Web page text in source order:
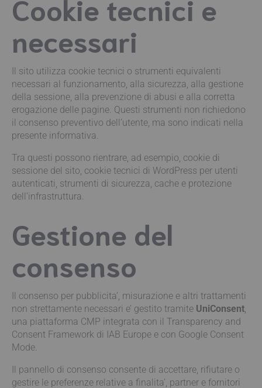
Cookie tecnici e
necessari
Il sito utilizza cookie tecnici o strumenti equivalenti
necessari al funzionamento, alla sicurezza, alla gestione
della sessione, alla prevenzione di abusi e alla corretta
erogazione delle pagine. Questi strumenti non richiedono
il consenso preventivo dell’utente, ma sono indicati nella
presente informativa.
Tra questi possono rientrare, ad esempio, cookie di
sessione del sito, cookie tecnici di WordPress per utenti
autenticati, strumenti di sicurezza, cache e protezione
dell’infrastruttura.
Gestione del
consenso
Il consenso per pubblicita’, misurazione e altri trattamenti
non strettamente necessari e’ gestito tramite UniConsent,
una piattaforma CMP integrata con il Transparency and
Consent Framework di IAB Europe e con Google Consent
Mode.
Il pannello di consenso consente di accettare, rifiutare o
gestire le preferenze relative a finalita’, partner e fornitori